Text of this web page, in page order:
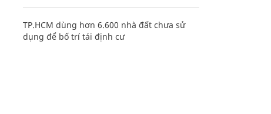
TP.HCM dùng hơn 6.600 nhà đất chưa sử
dụng để bố trí tái định cư